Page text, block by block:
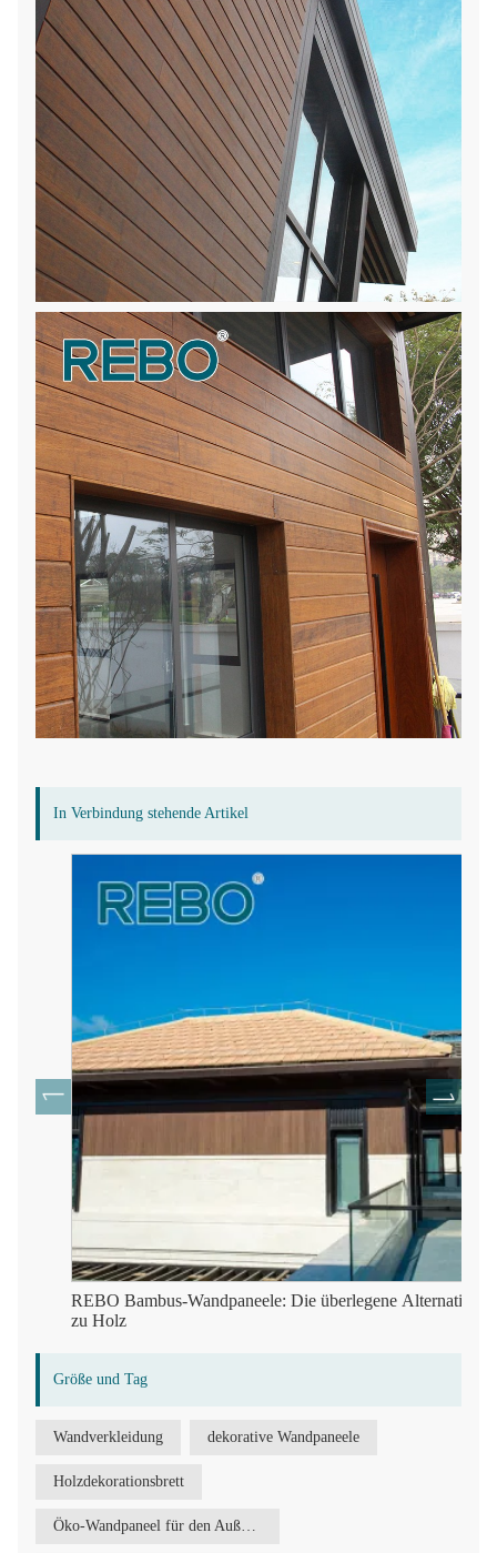
In Verbindung stehende Artikel
REBO Bambus-Wandpaneele: Die überlegene Alternative
zu Holz
Größe und Tag
Wandverkleidung dekorative Wandpaneele
Holzdekorationsbrett